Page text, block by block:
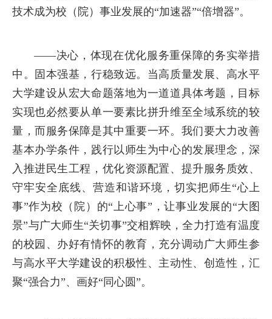
技术成为校（院）事业发展的“加速器”“倍增器”。
——决心，体现在优化服务重保障的务实举措
中。固本强基，行稳致远。当高质量发展、高水平
大学建设从宏大命题落地为一道道具体考题，目标
实现也必然要从单一要素比拼升维至全域系统的较
量，而服务保障是其中重要一环。我们要大力改善
基本办学条件，践行以师生为中心的发展理念，深
入推进民生工程，优化资源配置、提升服务质效、
守牢安全底线、营造和谐环境，切实把师生“心上
事”作为校（院）的“上心事”，让事业发展的“大图
景”与广大师生“关切事”交相辉映，全力打造有温度
的校园、办好有情怀的教育，充分调动广大师生参
与高水平大学建设的积极性、主动性、创造性，汇
聚“强合力”、画好“同心圆”。